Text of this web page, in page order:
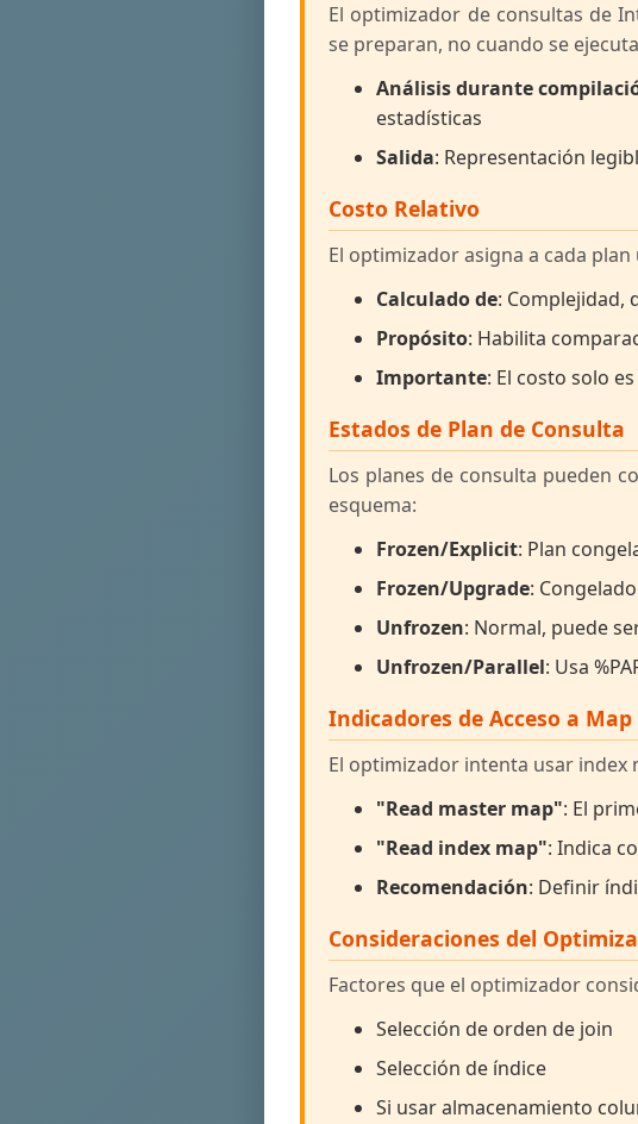
El optimizador de consultas de
se preparan, no cuando se
Análisis durante
estadísticas
Salida: Representación
Costo Relativo
El optimizador asigna a cada
Calculado de: Complejidad,
Propósito: Habilita
Importante: El costo solo
Estados de Plan de Consulta
Los planes de consulta pueden
esquema:
Frozen/Explicit: Plan
Frozen/Upgrade:
Unfrozen: Normal, puede
Unfrozen/Parallel: Usa
Indicadores de Acceso a Map
El optimizador intenta usar index
"Read master map": El
"Read index map": Indica
Recomendación: Definir
Consideraciones del
Factores que el optimizador
Selección de orden de join
Selección de índice
Si usar almacenamiento